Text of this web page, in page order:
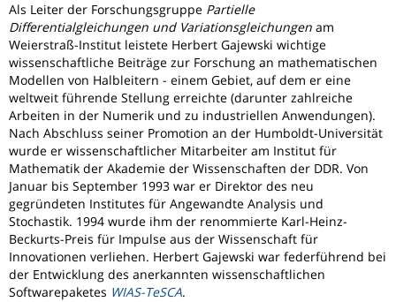
Als Leiter der Forschungsgruppe Partielle
Differentialgleichungen und Variationsgleichungen am
Weierstraß-Institut leistete Herbert Gajewski wichtige
wissenschaftliche Beiträge zur Forschung an mathematischen
Modellen von Halbleitern - einem Gebiet, auf dem er eine
weltweit führende Stellung erreichte (darunter zahlreiche
Arbeiten in der Numerik und zu industriellen Anwendungen).
Nach Abschluss seiner Promotion an der Humboldt-Universität
wurde er wissenschaftlicher Mitarbeiter am Institut für
Mathematik der Akademie der Wissenschaften der DDR. Von
Januar bis September 1993 war er Direktor des neu
gegründeten Institutes für Angewandte Analysis und
Stochastik. 1994 wurde ihm der renommierte Karl-Heinz-
Beckurts-Preis für Impulse aus der Wissenschaft für
Innovationen verliehen. Herbert Gajewski war federführend bei
der Entwicklung des anerkannten wissenschaftlichen
Softwarepaketes WIAS-TeSCA.